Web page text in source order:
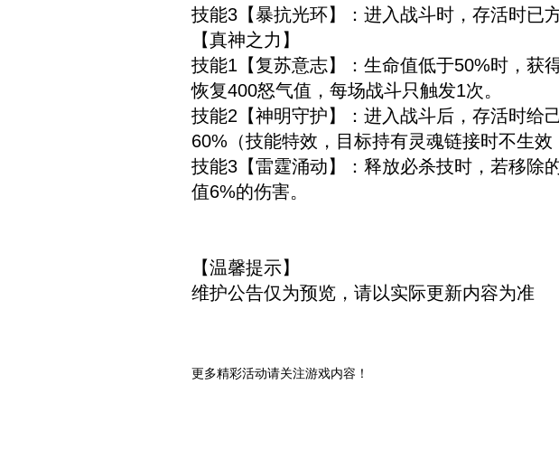
技能3【暴抗光环】：进入战斗时，存活时已
【真神之力】
技能1【复苏意志】：生命值低于50%时，获
恢复400怒气值，每场战斗只触发1次。
技能2【神明守护】：进入战斗后，存活时给
60%（技能特效，目标持有灵魂链接时不生效
技能3【雷霆涌动】：释放必杀技时，若移除
值6%的伤害。
【温馨提示】
维护公告仅为预览，请以实际更新内容为准
更多精彩活动请关注游戏内容！